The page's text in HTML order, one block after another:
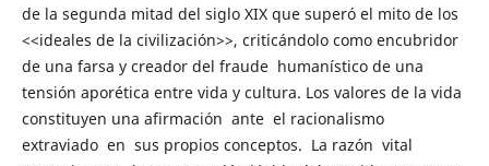
de la segunda mitad del siglo XIX que superó el mito de los
<<ideales de la civilización>>, criticándolo como encubridor
de una farsa y creador del fraude humanístico de una
tensión aporética entre vida y cultura. Los valores de la vida
constituyen una afirmación ante el racionalismo
extraviado en sus propios conceptos. La razón vital